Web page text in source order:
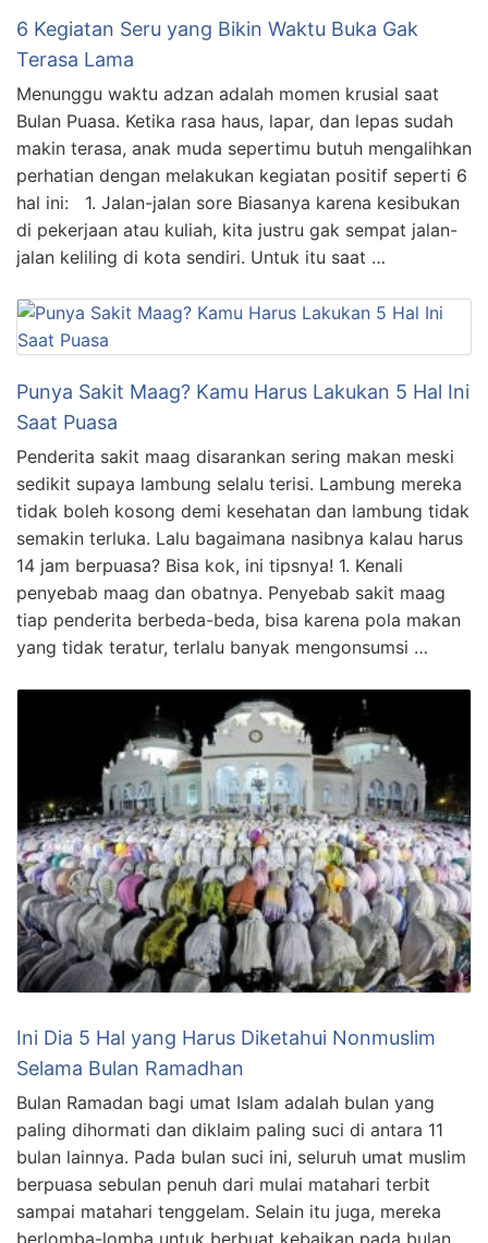
6 Kegiatan Seru yang Bikin Waktu Buka Gak
Terasa Lama
Menunggu waktu adzan adalah momen krusial saat
Bulan Puasa. Ketika rasa haus, lapar, dan lepas sudah
makin terasa, anak muda sepertimu butuh mengalihkan
perhatian dengan melakukan kegiatan positif seperti 6
hal ini: 1. Jalan-jalan sore Biasanya karena kesibukan
di pekerjaan atau kuliah, kita justru gak sempat jalan-
jalan keliling di kota sendiri. Untuk itu saat …
Punya Sakit Maag? Kamu Harus Lakukan 5 Hal Ini
Saat Puasa
Penderita sakit maag disarankan sering makan meski
sedikit supaya lambung selalu terisi. Lambung mereka
tidak boleh kosong demi kesehatan dan lambung tidak
semakin terluka. Lalu bagaimana nasibnya kalau harus
14 jam berpuasa? Bisa kok, ini tipsnya! 1. Kenali
penyebab maag dan obatnya. Penyebab sakit maag
tiap penderita berbeda-beda, bisa karena pola makan
yang tidak teratur, terlalu banyak mengonsumsi …
Ini Dia 5 Hal yang Harus Diketahui Nonmuslim
Selama Bulan Ramadhan
Bulan Ramadan bagi umat Islam adalah bulan yang
paling dihormati dan diklaim paling suci di antara 11
bulan lainnya. Pada bulan suci ini, seluruh umat muslim
berpuasa sebulan penuh dari mulai matahari terbit
sampai matahari tenggelam. Selain itu juga, mereka
berlomba-lomba untuk berbuat kebaikan pada bulan